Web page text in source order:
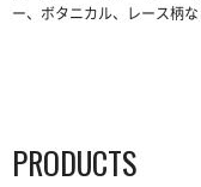
ー、ボタニカル、レース柄
PRODUCTS